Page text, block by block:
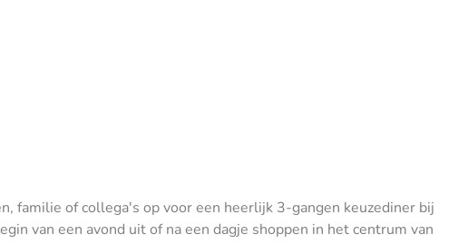
familie of collega's op voor een heerlijk 3-gangen keuzediner bij
van een avond uit of na een dagje shoppen in het centrum van